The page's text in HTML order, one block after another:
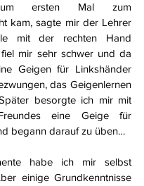
ersten Mal zum
kam, sagte mir der Lehrer
mit der rechten Hand
mir sehr schwer und da
Geigen für Linkshänder
das Geigenlernen
besorgte ich mir mit
eine Geige für
begann darauf zu üben…
habe ich mir selbst
einige Grundkenntnisse